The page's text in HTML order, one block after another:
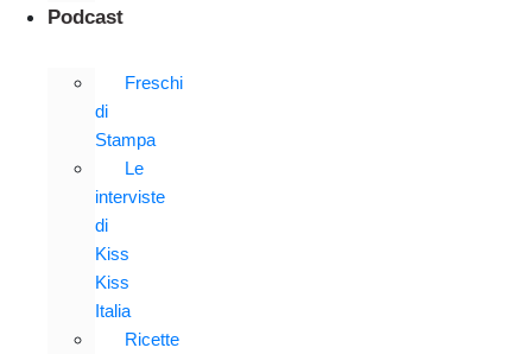
Podcast
Freschi
di
Stampa
Le
interviste
di
Kiss
Kiss
Italia
Ricette